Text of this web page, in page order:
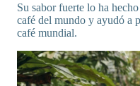
Su sabor fuerte lo ha
café del mundo y ayudó a
café mundial.